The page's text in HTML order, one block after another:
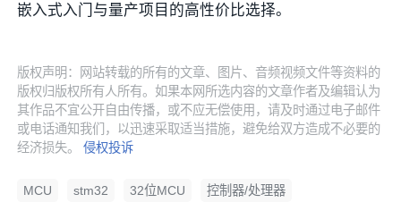
嵌入式入门与量产项目的高性价比选择。
版权声明：网站转载的所有的文章、图片、音频视频文件等资料的
版权归版权所有人所有。如果本网所选内容的文章作者及编辑认为
其作品不宜公开自由传播，或不应无偿使用，请及时通过电子邮件
或电话通知我们，以迅速采取适当措施，避免给双方造成不必要的
经济损失。侵权投诉
MCU stm32 32位MCU 控制器/处理器